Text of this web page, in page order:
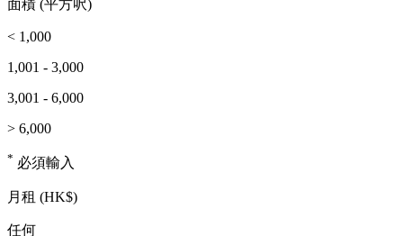
面積 (平方呎)
< 1,000
1,001 - 3,000
3,001 - 6,000
> 6,000
* 必須輸入
月租 (HK$)
任何